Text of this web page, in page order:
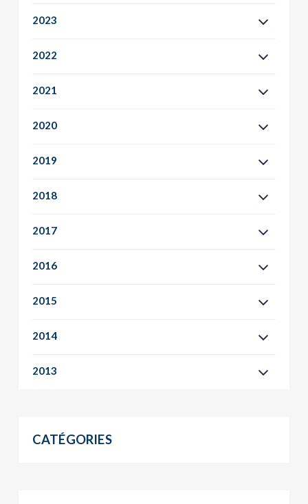
2023
2022
2021
2020
2019
2018
2017
2016
2015
2014
2013
CATÉGORIES